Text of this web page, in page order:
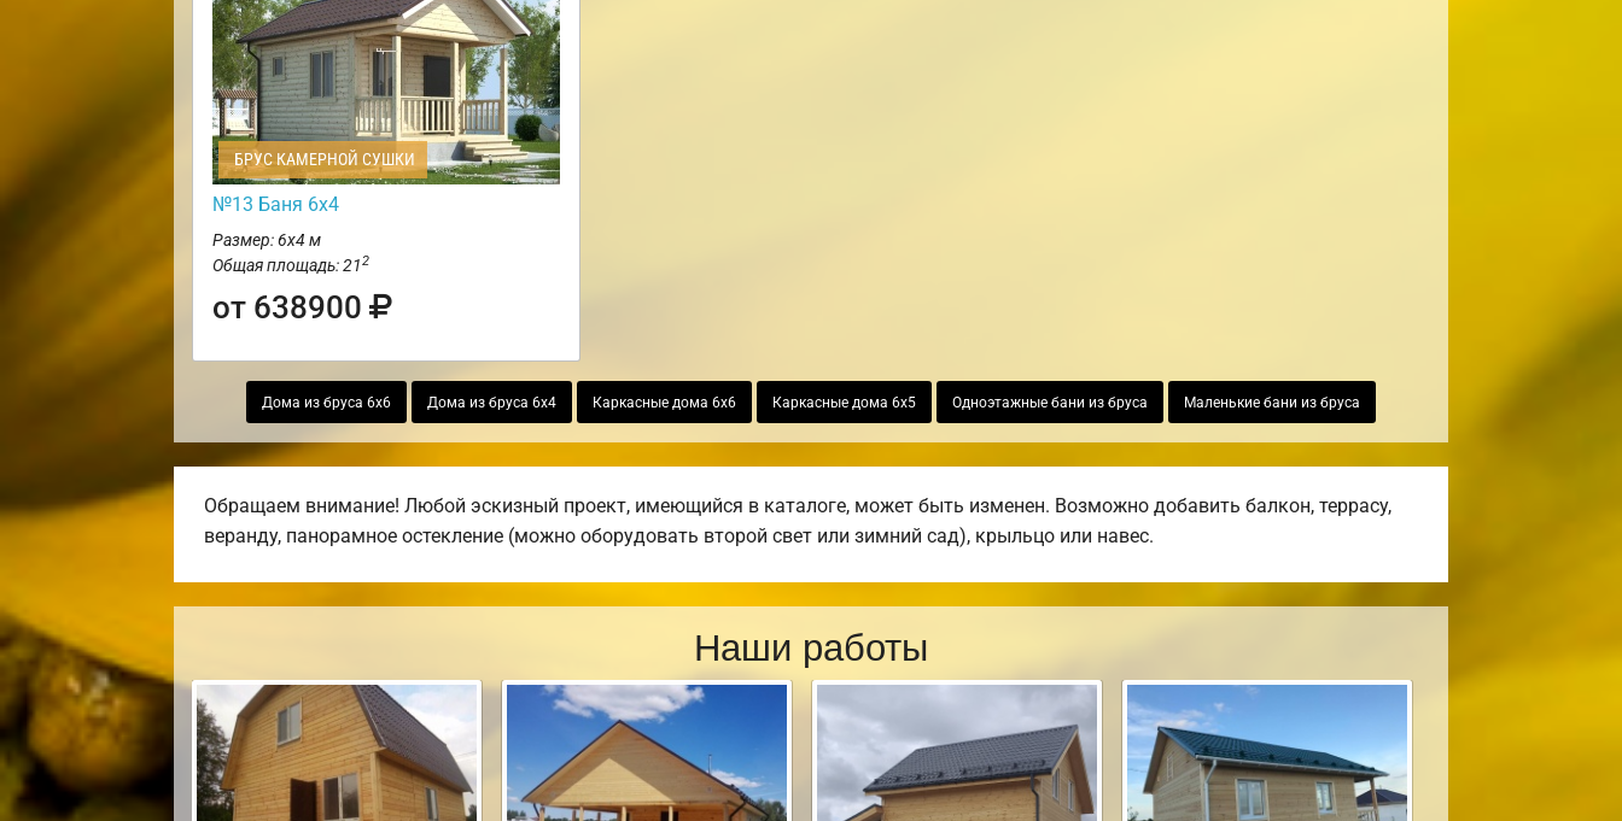
БРУС КАМЕРНОЙ СУШКИ
№13 Баня 6х4
Размер: 6х4 м
Общая площадь: 212
от 638900
Дома из бруса 6х6 Дома из бруса 6х4 Каркасные дома 6х6 Каркасные дома 6х5 Одноэтажные бани из бруса Маленькие бани из бруса
Обращаем внимание! Любой эскизный проект, имеющийся в каталоге, может быть изменен. Возможно добавить балкон, террасу,
веранду, панорамное остекление (можно оборудовать второй свет или зимний сад), крыльцо или навес.
Наши работы